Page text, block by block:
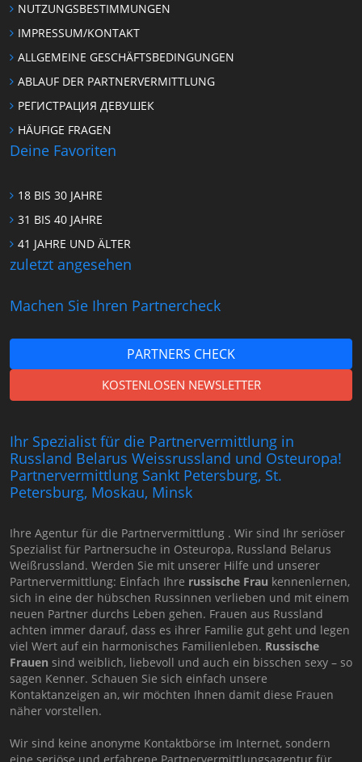
NUTZUNGSBESTIMMUNGEN
IMPRESSUM/KONTAKT
ALLGEMEINE GESCHÄFTSBEDINGUNGEN
ABLAUF DER PARTNERVERMITTLUNG
РЕГИСТРАЦИЯ ДЕВУШЕК
HÄUFIGE FRAGEN
Deine Favoriten
18 BIS 30 JAHRE
31 BIS 40 JAHRE
41 JAHRE UND ÄLTER
zuletzt angesehen
Machen Sie Ihren Partnercheck
PARTNERS CHECK
KOSTENLOSEN NEWSLETTER
Ihr Spezialist für die Partnervermittlung in
Russland Belarus Weissrussland und Osteuropa!
Partnervermittlung Sankt Petersburg, St.
Petersburg, Moskau, Minsk
Ihre Agentur für die Partnervermittlung . Wir sind Ihr seriöser
Spezialist für Partnersuche in Osteuropa, Russland Belarus
Weißrussland. Werden Sie mit unserer Hilfe und unserer
Partnervermittlung: Einfach Ihre russische Frau kennenlernen,
sich in eine der hübschen Russinnen verlieben und mit einem
neuen Partner durchs Leben gehen. Frauen aus Russland
achten immer darauf, dass es ihrer Familie gut geht und legen
viel Wert auf ein harmonisches Familienleben. Russische
Frauen sind weiblich, liebevoll und auch ein bisschen sexy – so
sagen Kenner. Schauen Sie sich einfach unsere
Kontaktanzeigen an, wir möchten Ihnen damit diese Frauen
näher vorstellen.
Wir sind keine anonyme Kontaktbörse im Internet, sondern